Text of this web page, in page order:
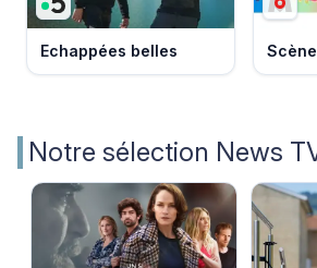
Echappées belles
Notre sélection News